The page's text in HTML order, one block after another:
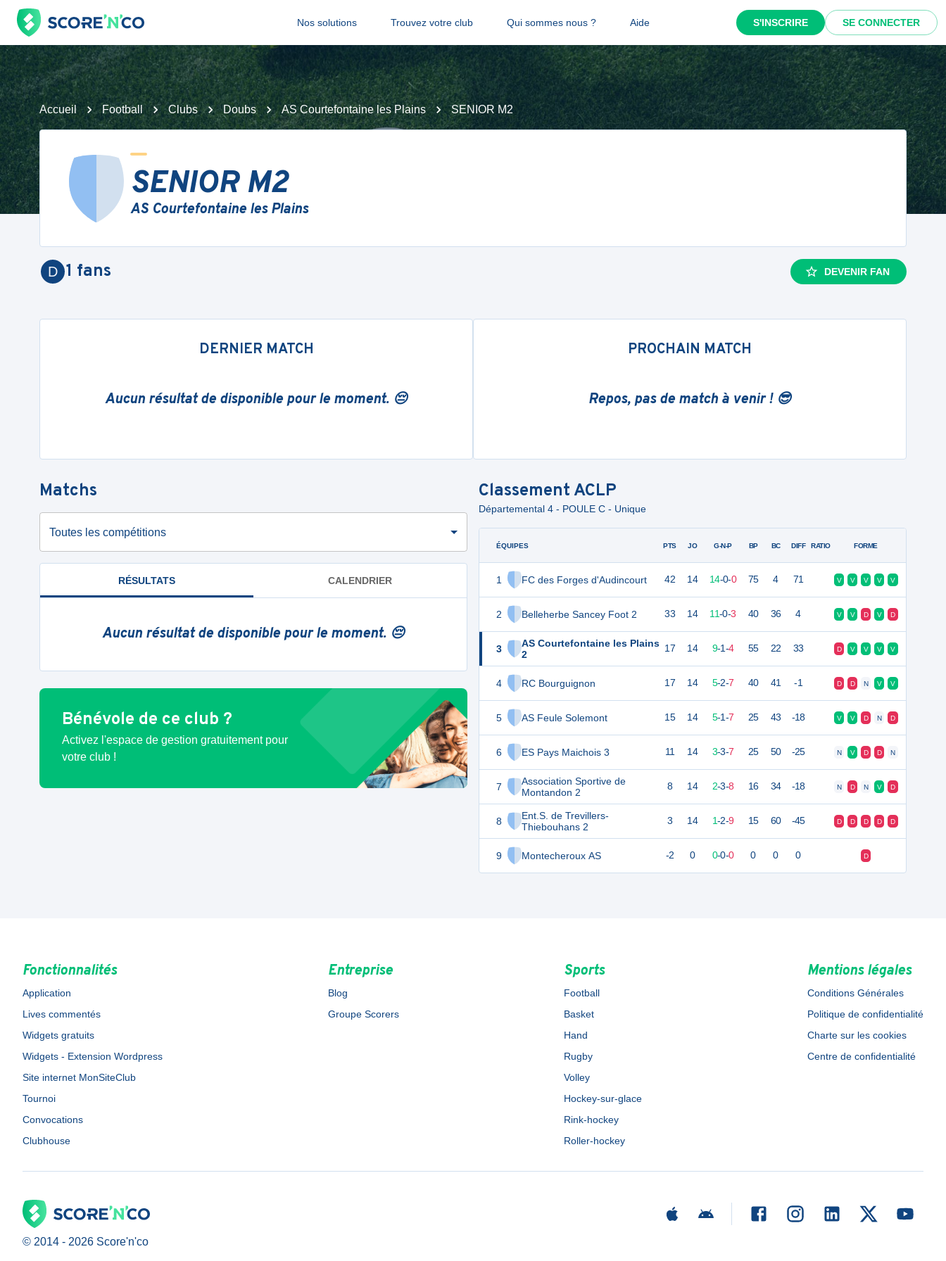
Nos solutions Trouvez votre club Qui sommes nous ? Aide S'INSCRIRE SE CONNECTER
Accueil Football Clubs Doubs AS Courtefontaine les Plains SENIOR M2
SENIOR M2
AS Courtefontaine les Plains
D 1 fans DEVENIR FAN
DERNIER MATCH
Aucun résultat de disponible pour le moment. 😔
PROCHAIN MATCH
Repos, pas de match à venir ! 😎
Matchs
Toutes les compétitions
RÉSULTATS CALENDRIER
Aucun résultat de disponible pour le moment. 😔
Bénévole de ce club ?
Activez l'espace de gestion gratuitement pour
votre club !
Classement ACLP
Départemental 4 - POULE C - Unique
ÉQUIPES
1 FC des Forges d'Audincourt
2 Belleherbe Sancey Foot 2
3
AS Courtefontaine les Plains
2
4 RC Bourguignon
5 AS Feule Solemont
6 ES Pays Maichois 3
7
Association Sportive de
Montandon 2
8
Ent.S. de Trevillers-
Thiebouhans 2
9 Montecheroux AS
PTS JO G-N-P BP BC DIFF RATIO FORME
42 14 14-0-0 75 4 71 V V V V V
33 14 11-0-3 40 36 4 V V D V D
17 14 9-1-4 55 22 33 D V V V V
17 14 5-2-7 40 41 -1 D D N V V
15 14 5-1-7 25 43 -18 V V D N D
11 14 3-3-7 25 50 -25 N V D D N
8 14 2-3-8 16 34 -18 N D N V D
3 14 1-2-9 15 60 -45 D D D D D
-2 0 0-0-0 0 0 0 D
Fonctionnalités
Application
Lives commentés
Widgets gratuits
Widgets - Extension Wordpress
Site internet MonSiteClub
Tournoi
Convocations
Clubhouse
Entreprise
Blog
Groupe Scorers
Sports
Football
Basket
Hand
Rugby
Volley
Hockey-sur-glace
Rink-hockey
Roller-hockey
Mentions légales
Conditions Générales
Politique de confidentialité
Charte sur les cookies
Centre de confidentialité
© 2014 - 2026 Score'n'co